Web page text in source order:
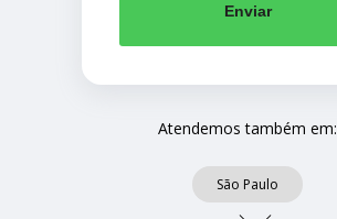
Enviar
Atendemos também em:
São Paulo